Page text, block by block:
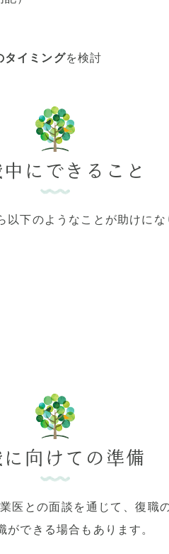
タイミングを検討
にできること
下のようなことが助けにな
向けての準備
医との面談を通じて、復職
できる場合もあります。